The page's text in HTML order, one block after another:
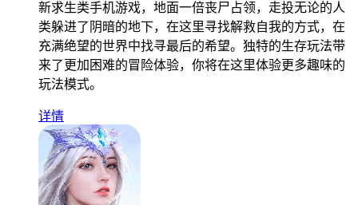
新求生类手机游戏，地面一倍丧尸占领，走投无论的人
类躲进了阴暗的地下，在这里寻找解救自我的方式，在
充满绝望的世界中找寻最后的希望。独特的生存玩法带
来了更加困难的冒险体验，你将在这里体验更多趣味的
玩法模式。
详情